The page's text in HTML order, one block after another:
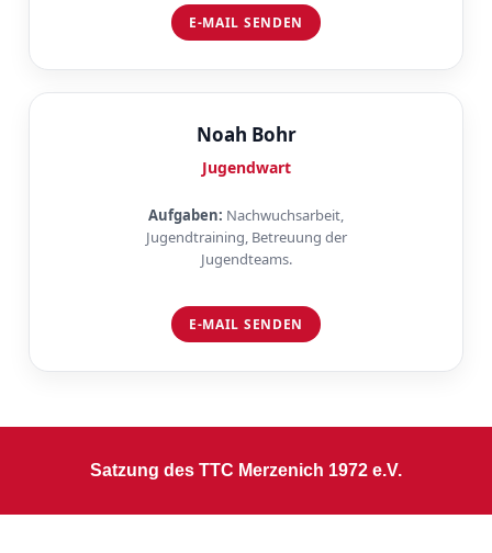
E-MAIL SENDEN
Noah Bohr
Jugendwart
Aufgaben: Nachwuchsarbeit,
Jugendtraining, Betreuung der
Jugendteams.
E-MAIL SENDEN
Satzung des TTC Merzenich 1972 e.V.